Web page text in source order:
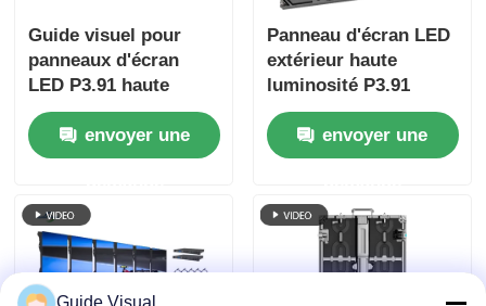
Guide visuel pour
panneaux d'écran
LED P3.91 haute
performance pour
églises, événements
et affichage visuel
envoyer une
Panneau d'écran LED
extérieur haute
luminosité P3.91
7680Hz pour la
location d'écrans lors
d'événements et de
envoyer une
Guide Visual